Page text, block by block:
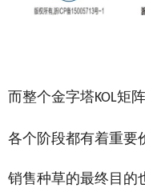
而整个金字塔KOL矩
各个阶段都有着重要
销售种草的最终目的